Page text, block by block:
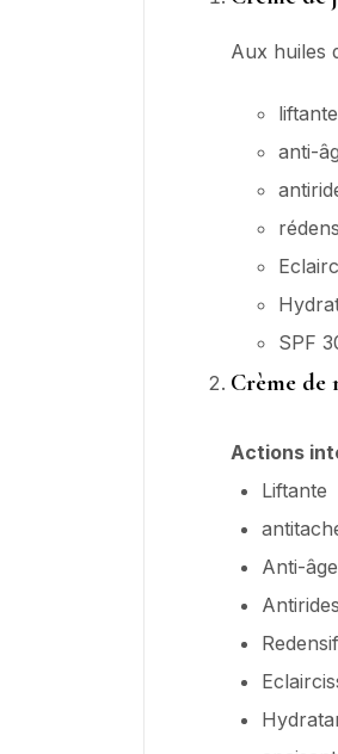
Aux huiles
liftante
anti-
SPF
Crème de
Actions
Liftante
Anti-âge
Antirides